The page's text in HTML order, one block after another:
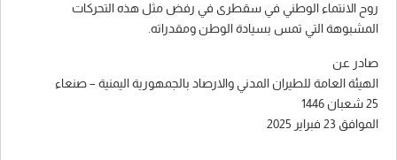
روح الانتماء الوطني في سقطرى في رفض مثل هذه التحركات
المشبوهة التي تمس بسيادة الوطن ومقدراته.
صادر عن
الهيئة العامة للطيران المدني والارصاد بالجمهورية اليمنية – صنعاء
25 شعبان 1446
الموافق 23 فبراير 2025